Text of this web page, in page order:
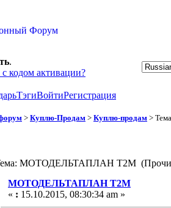
.
кодом активации?
ТэгиВойтиРегистрация
> Куплю-Продам > Куплю-продам >
МОТОДЕЛЬТАПЛАН Т2М
МОТОДЕЛЬТАПЛАН Т2М
« : 15.10.2015, 08:30:34 am »